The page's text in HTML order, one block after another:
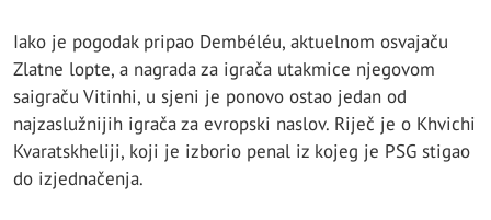
Iako je pogodak pripao Dembéléu, aktuelnom osvajaču
Zlatne lopte, a nagrada za igrača utakmice njegovom
saigraču Vitinhi, u sjeni je ponovo ostao jedan od
najzaslužnijih igrača za evropski naslov. Riječ je o Khvichi
Kvaratskheliji, koji je izborio penal iz kojeg je PSG stigao
do izjednačenja.